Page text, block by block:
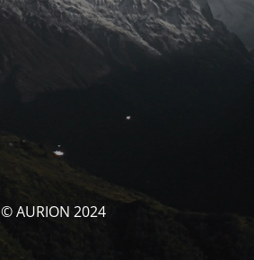
© AURION 2024